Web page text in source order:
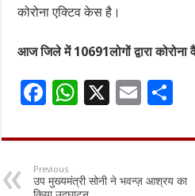
कोरोना एक्टिव केस है।
आज जिले में 10691लोगों द्वारा
F
e
b
W
at
sA
X
E
ai
Previous
उप मुख्यमंत्री सोनी ने भवन्ज़ आश्रय का